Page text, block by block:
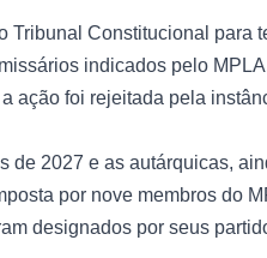
Tribunal Constitucional para
indicados pelo
ação foi rejeitada pela
de 2027 e as autárquicas,
por nove membros do
designados por seus